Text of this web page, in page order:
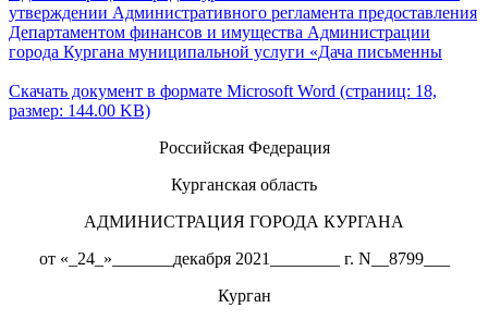
утверждении Административного регламента предоставления
Департаментом финансов и имущества Администрации
города Кургана муниципальной услуги «Дача письменны
Скачать документ в формате Microsoft Word (страниц: 18,
размер: 144.00 KB)
Российская Федерация
Курганская область
АДМИНИСТРАЦИЯ ГОРОДА КУРГАНА
от «_24_»_______декабря 2021________ г. N__8799___
Курган